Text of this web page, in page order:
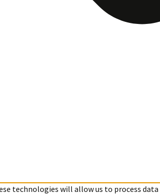
technologies will allow us to process data